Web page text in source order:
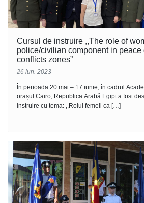
Cursul de instruire ,,The role of
police/civilian component in реасе
conflicts zones”
26 iun. 2023
În perioada 20 mai – 17 iunie, în cadrul
orașul Cairo, Republica Arabă Egipt a fost
instruire cu tema: ,,Rolul femeii ca […]